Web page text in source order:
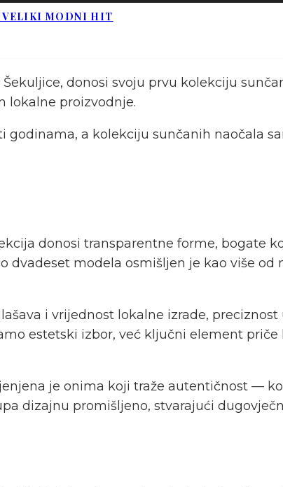
VELIKI MODNI HIT
donosi svoju prvu kolekciju
lokalne proizvodnje.
godinama, a kolekciju sunčanih naočala
donosi transparentne forme, bogate
dvadeset modela osmišljen je kao više
i vrijednost lokalne izrade,
estetski izbor, već ključni element
je onima koji traže autentičnost —
dizajnu promišljeno, stvarajući